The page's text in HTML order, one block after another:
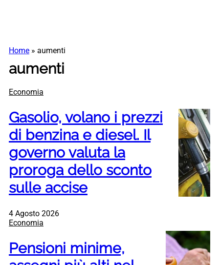
Home » aumenti
aumenti
Economia
Gasolio, volano i prezzi
di benzina e diesel. Il
governo valuta la
proroga dello sconto
sulle accise
4 Agosto 2026
Economia
Pensioni minime,